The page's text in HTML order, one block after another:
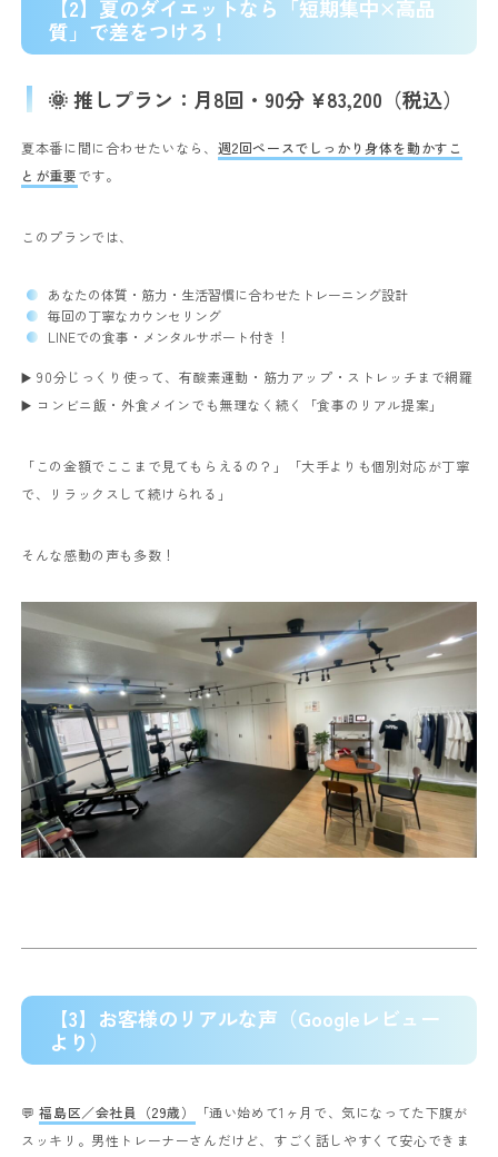
【2】夏のダイエットなら「短期集中×高品
質」で差をつけろ！
🌞 推しプラン：月8回・90分 ¥83,200（税込）
夏本番に間に合わせたいなら、 週2回ペースでしっかり身体を動かすこ
とが重要です。
このプランでは、
あなたの体質・筋力・生活習慣に合わせたトレーニング設計
毎回の丁寧なカウンセリング
LINEでの食事・メンタルサポート付き！
▶️ 90分じっくり使って、有酸素運動・筋力アップ・ストレッチまで網羅
▶️ コンビニ飯・外食メインでも無理なく続く「食事のリアル提案」
「この金額でここまで見てもらえるの？」
「大手よりも個別対応が丁寧
で、リラックスして続けられる」
そんな感動の声も多数！
【3】お客様のリアルな声（Googleレビュー
より）
💬福島区／会社員（29歳）
「通い始めて1ヶ月で、気になってた下腹が
スッキリ。男性トレーナーさんだけど、すごく話しやすくて安心できま